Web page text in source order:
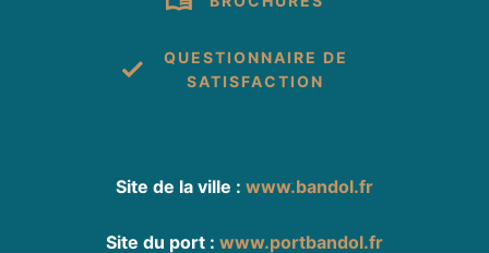
QUESTIONNAIRE DE
SATISFACTION
Site de la ville : www.bandol.fr
Site du port : www.portbandol.fr